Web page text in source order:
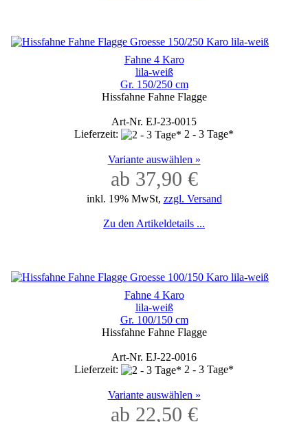
Fahne 4 Karo
lila-weiß
Gr. 150/250 cm
Hissfahne Fahne Flagge
Art-Nr. EJ-23-0015
Lieferzeit:
2 - 3 Tage*
Variante auswählen »
ab 37,90 €
inkl. 19% MwSt, zzgl. Versand
Zu den Artikeldetails ...
Fahne 4 Karo
lila-weiß
Gr. 100/150 cm
Hissfahne Fahne Flagge
Art-Nr. EJ-22-0016
Lieferzeit:
2 - 3 Tage*
Variante auswählen »
ab 22,50 €